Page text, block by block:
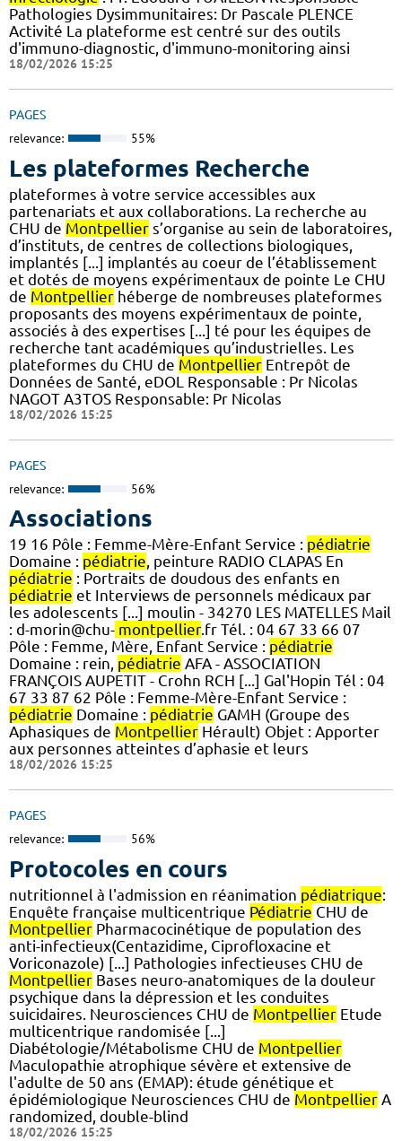
Pathologies Dysimmunitaires: Dr Pascale PLENCE
Activité La plateforme est centré sur des outils
d'immuno-diagnostic, d'immuno-monitoring ainsi
18/02/2026 15:25
PAGES
relevance: 55%
Les plateformes Recherche
plateformes à votre service accessibles aux
partenariats et aux collaborations. La recherche au
CHU de Montpellier s’organise au sein de laboratoires,
d’instituts, de centres de collections biologiques,
implantés [...] implantés au coeur de l’établissement
et dotés de moyens expérimentaux de pointe Le CHU
de Montpellier héberge de nombreuses plateformes
proposants des moyens expérimentaux de pointe,
associés à des expertises [...] té pour les équipes de
recherche tant académiques qu’industrielles. Les
plateformes du CHU de Montpellier Entrepôt de
Données de Santé, eDOL Responsable : Pr Nicolas
NAGOT A3TOS Responsable: Pr Nicolas
18/02/2026 15:25
PAGES
relevance: 56%
Associations
19 16 Pôle : Femme-Mère-Enfant Service : pédiatrie
Domaine : pédiatrie, peinture RADIO CLAPAS En
pédiatrie : Portraits de doudous des enfants en
pédiatrie et Interviews de personnels médicaux par
les adolescents [...] moulin - 34270 LES MATELLES Mail
: d-morin@chu- montpellier.fr Tél. : 04 67 33 66 07
Pôle : Femme, Mère, Enfant Service : pédiatrie
Domaine : rein, pédiatrie AFA - ASSOCIATION
FRANÇOIS AUPETIT - Crohn RCH [...] Gal'Hopin Tél : 04
67 33 87 62 Pôle : Femme-Mère-Enfant Service :
pédiatrie Domaine : pédiatrie GAMH (Groupe des
Aphasiques de Montpellier Hérault) Objet : Apporter
aux personnes atteintes d’aphasie et leurs
18/02/2026 15:25
PAGES
relevance: 56%
Protocoles en cours
nutritionnel à l'admission en réanimation pédiatrique:
Enquête française multicentrique Pédiatrie CHU de
Montpellier Pharmacocinétique de population des
anti-infectieux(Centazidime, Ciprofloxacine et
Voriconazole) [...] Pathologies infectieuses CHU de
Montpellier Bases neuro-anatomiques de la douleur
psychique dans la dépression et les conduites
suicidaires. Neurosciences CHU de Montpellier Etude
multicentrique randomisée [...]
Diabétologie/Métabolisme CHU de Montpellier
Maculopathie atrophique sévère et extensive de
l'adulte de 50 ans (EMAP): étude génétique et
épidémiologique Neurosciences CHU de Montpellier A
randomized, double-blind
18/02/2026 15:25